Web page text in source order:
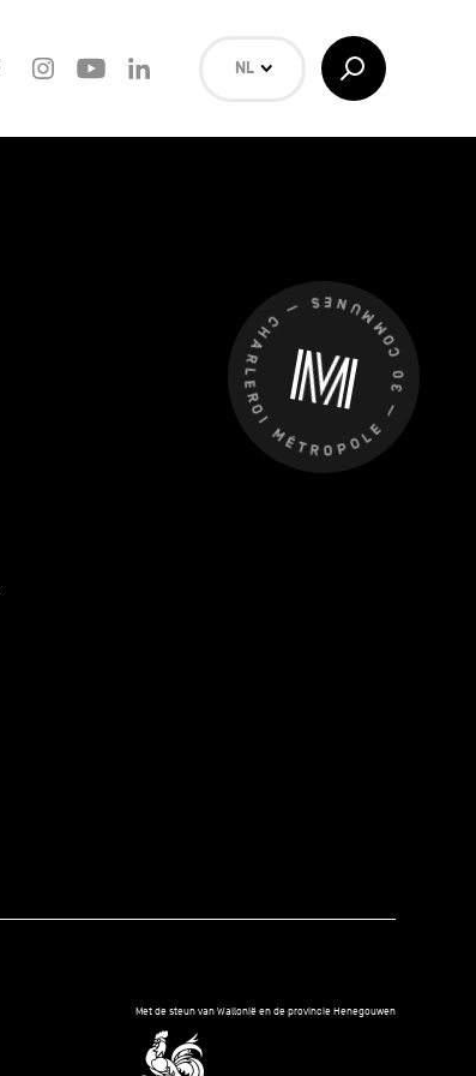
FacebookInstagramYoutube
NL
FR
Toggle
Search
CHARLEROI MÉTROPOLE — 30 COMMUNES —
Met de steun van Wallonië en de provincie Henegouwen